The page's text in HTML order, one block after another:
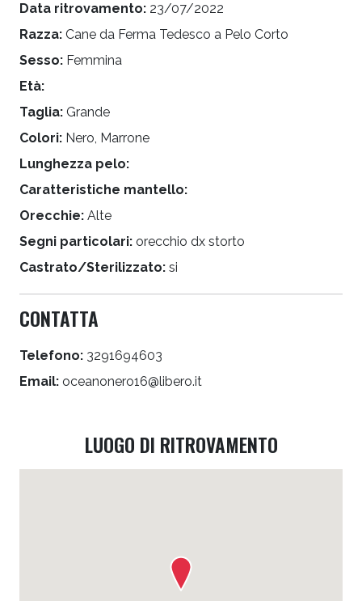
Data ritrovamento: 23/07/2022
Razza: Cane da Ferma Tedesco a Pelo Corto
Sesso: Femmina
Età:
Taglia: Grande
Colori: Nero, Marrone
Lunghezza pelo:
Caratteristiche mantello:
Orecchie: Alte
Segni particolari: orecchio dx storto
Castrato/Sterilizzato: si
CONTATTA
Telefono: 3291694603
Email: oceanonero16@libero.it
LUOGO DI RITROVAMENTO